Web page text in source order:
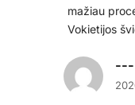
mažiau
Vokietijos